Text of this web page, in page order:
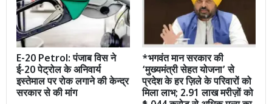
E-20 Petrol: पंजाब विस ने
ई-20 पेट्रोल के अनिवार्य
इस्तेमाल पर रोक लगाने की केन्द्र
सरकार से की मांग
*भगवंत मान सरकार की
‘मुख्यमंत्री सेहत योजना’ से
प्रदेश के हर ज़िले के परिवारों को
मिला लाभ; 2.91 लाख मरीज़ों को